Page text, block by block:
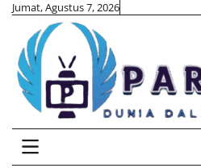
Skip
content
Jumat, Agustus 7, 2026